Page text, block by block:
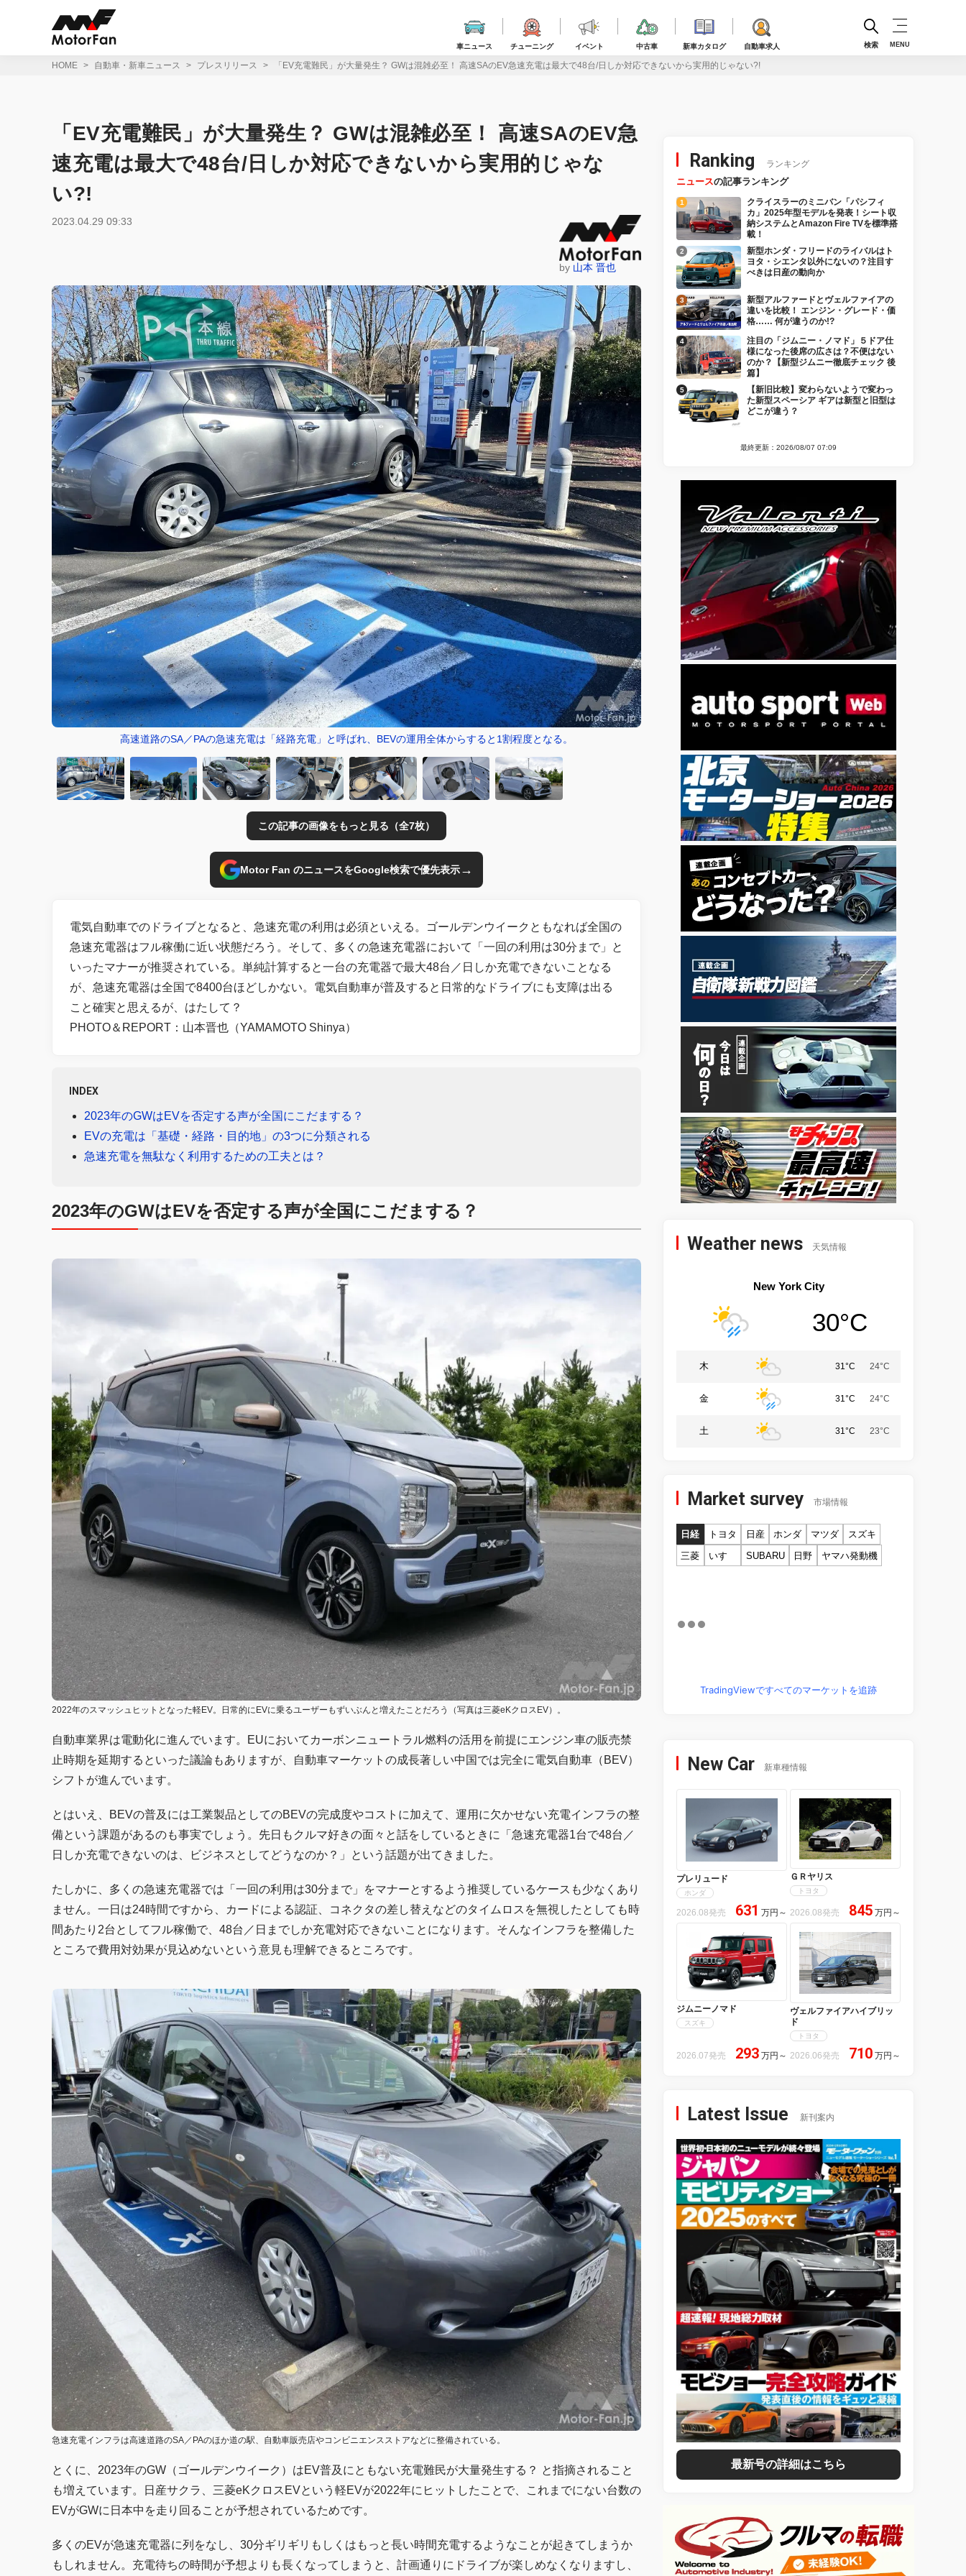
車ニュース チューニング イベント 中古車 新車カタログ 自動車求人 検索 MENU
HOME 自動車・新車ニュース プレスリリース 「EV充電難民」が大量発生？ GWは混雑必至！ 高速SAのEV急速充電は最大で48台/日しか対応できないから実用的じゃない?!
「EV充電難民」が大量発生？ GWは混雑必至！ 高速SAのEV急
速充電は最大で48台/日しか対応できないから実用的じゃな
い?!
2023.04.29 09:33
by 山本 晋也
高速道路のSA／PAの急速充電は「経路充電」と呼ばれ、BEVの運用全体からすると1割程度となる。
この記事の画像をもっと見る（全7枚）
Motor Fan のニュースをGoogle検索で優先表示→
電気自動車でのドライブとなると、急速充電の利用は必須といえる。ゴールデンウイークともなれば全国の
急速充電器はフル稼働に近い状態だろう。そして、多くの急速充電器において「一回の利用は30分まで」と
いったマナーが推奨されている。単純計算すると一台の充電器で最大48台／日しか充電できないことなる
が、急速充電器は全国で8400台ほどしかない。電気自動車が普及すると日常的なドライブにも支障は出る
こと確実と思えるが、はたして？
PHOTO＆REPORT：山本晋也（YAMAMOTO Shinya）
INDEX
2023年のGWはEVを否定する声が全国にこだまする？
EVの充電は「基礎・経路・目的地」の3つに分類される
急速充電を無駄なく利用するための工夫とは？
2023年のGWはEVを否定する声が全国にこだまする？
2022年のスマッシュヒットとなった軽EV。日常的にEVに乗るユーザーもずいぶんと増えたことだろう（写真は三菱eKクロスEV）。
自動車業界は電動化に進んでいます。EUにおいてカーボンニュートラル燃料の活用を前提にエンジン車の販売禁
止時期を延期するといった議論もありますが、自動車マーケットの成長著しい中国では完全に電気自動車（BEV）
シフトが進んでいます。
とはいえ、BEVの普及には工業製品としてのBEVの完成度やコストに加えて、運用に欠かせない充電インフラの整
備という課題があるのも事実でしょう。先日もクルマ好きの面々と話をしているときに「急速充電器1台で48台／
日しか充電できないのは、ビジネスとしてどうなのか？」という話題が出てきました。
たしかに、多くの急速充電器では「一回の利用は30分まで」をマナーとするよう推奨しているケースも少なくあり
ません。一日は24時間ですから、カードによる認証、コネクタの差し替えなどのタイムロスを無視したとしても時
間あたり2台としてフル稼働で、48台／日までしか充電対応できないことになります。そんなインフラを整備した
ところで費用対効果が見込めないという意見も理解できるところです。
急速充電インフラは高速道路のSA／PAのほか道の駅、自動車販売店やコンビニエンスストアなどに整備されている。
とくに、2023年のGW（ゴールデンウイーク）はEV普及にともない充電難民が大量発生する？ と指摘されること
も増えています。日産サクラ、三菱eKクロスEVという軽EVが2022年にヒットしたことで、これまでにない台数の
EVがGWに日本中を走り回ることが予想されているためです。
多くのEVが急速充電器に列をなし、30分ギリギリもしくはもっと長い時間充電するようなことが起きてしまうか
もしれません。充電待ちの時間が予想よりも長くなってしまうと、計画通りにドライブが楽しめなくなりますし、
Ranking ランキング
ニュースの記事ランキング
クライスラーのミニバン「パシフィ
カ」2025年型モデルを発表！シート収
納システムとAmazon Fire TVを標準搭
載！
新型ホンダ・フリードのライバルはト
ヨタ・シエンタ以外にないの？注目す
べきは日産の動向か
新型アルファードとヴェルファイアの
違いを比較！ エンジン・グレード・価
格…… 何が違うのか!?
注目の「ジムニー・ノマド」５ドア仕
様になった後席の広さは？不便はない
のか？【新型ジムニー徹底チェック 後
篇】
【新旧比較】変わらないようで変わっ
た新型スペーシア ギアは新型と旧型は
どこが違う？
最終更新：2026/08/07 07:09
Weather news 天気情報
New York City
30°C
木 31°C 24°C
金 31°C 24°C
土 31°C 23°C
Market survey 市場情報
日経 トヨタ 日産 ホンダ マツダ
スズキ
三菱
いすゞ SUBARU 日野 ヤマハ発動機
TradingViewですべてのマーケットを追跡
New Car 新車種情報
プレリュード
ホンダ
2026.08発売 631 万円 ～
ＧＲヤリス
トヨタ
2026.08発売 845 万円 ～
ジムニーノマド
スズキ
2026.07発売 293 万円 ～
ヴェルファイアハイブリッ
ド
トヨタ
2026.06発売 710 万円 ～
Latest Issue 新刊案内
最新号の詳細はこちら